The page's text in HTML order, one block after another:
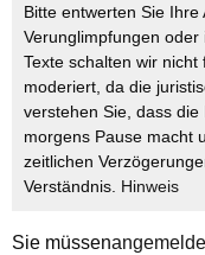
Bitte entwerten Sie Ihre
Verunglimpfungen
Texte schalten wir
moderiert, da die
verstehen Sie, dass
morgens Pause macht
zeitlichen
Verständnis. Hinweis
Sie müssen